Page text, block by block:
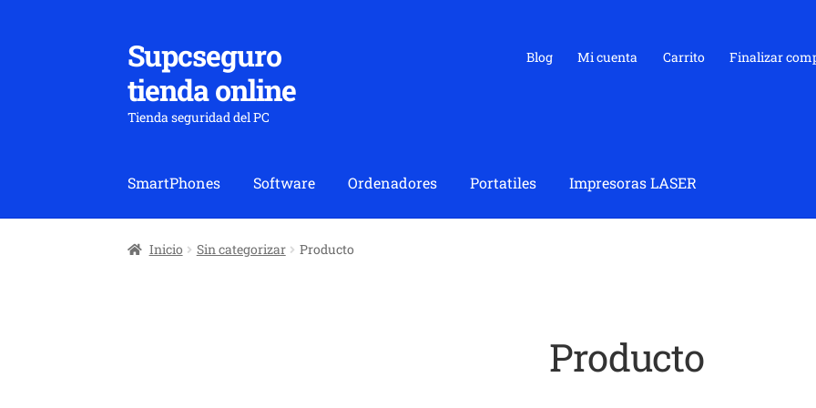
Ir
a
la
navegación
Ir
al
contenido
Supcseguro
tienda online
Tienda seguridad del PC
Blog Mi cuenta Carrito Finalizar
SmartPhones Software Ordenadores Portatiles Impresoras LASER
Inicio Sin categorizar Producto
Producto